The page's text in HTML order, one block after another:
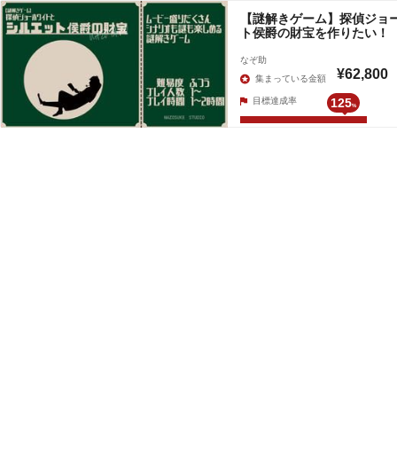
【謎解きゲーム】探偵ジ
ト侯爵の財宝を作りたい！
なぞ助
集まっている金額
¥62,800
目標達成率 125%